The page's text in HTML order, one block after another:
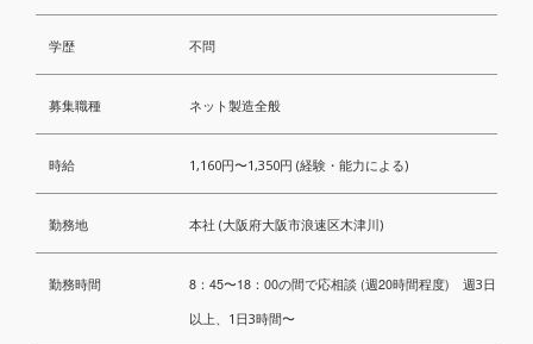
学歴
募集職種
時給
勤務地
勤務時間
不問
ネット製造全般
1,160円〜1,350円 (経験・能力による)
本社 (大阪府大阪市浪速区木津川)
8：45〜18：00の間で応相談 (週20時間程度)週3日
以上、1日3時間〜